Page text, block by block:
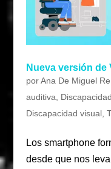
Nueva versión de
porAna De Miguel
auditiva,
Discapacidad visual,
Los smartphone
desde que nos